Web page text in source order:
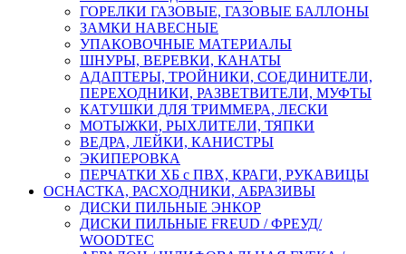
ГОРЕЛКИ ГАЗОВЫЕ, ГАЗОВЫЕ БАЛЛОНЫ
ЗАМКИ НАВЕСНЫЕ
УПАКОВОЧНЫЕ МАТЕРИАЛЫ
ШНУРЫ, ВЕРЕВКИ, КАНАТЫ
АДАПТЕРЫ, ТРОЙНИКИ, СОЕДИНИТЕЛИ,
ПЕРЕХОДНИКИ, РАЗВЕТВИТЕЛИ, МУФТЫ
КАТУШКИ ДЛЯ ТРИММЕРА, ЛЕСКИ
МОТЫЖКИ, РЫХЛИТЕЛИ, ТЯПКИ
ВЕДРА, ЛЕЙКИ, КАНИСТРЫ
ЭКИПЕРОВКА
ПЕРЧАТКИ ХБ с ПВХ, КРАГИ, РУКАВИЦЫ
ОСНАСТКА, РАСХОДНИКИ, АБРАЗИВЫ
ДИСКИ ПИЛЬНЫЕ ЭНКОР
ДИСКИ ПИЛЬНЫЕ FREUD / ФРЕУД/
WOODTEC